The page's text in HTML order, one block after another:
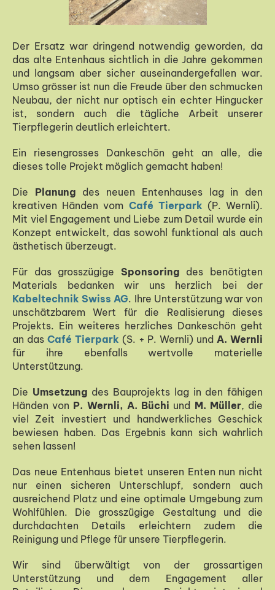
Der Ersatz war dringend notwendig geworden, da
das alte Entenhaus sichtlich in die Jahre gekommen
und langsam aber sicher auseinandergefallen war.
Umso grösser ist nun die Freude über den schmucken
Neubau, der nicht nur optisch ein echter Hingucker
ist, sondern auch die tägliche Arbeit unserer
Tierpflegerin deutlich erleichtert.
Ein riesengrosses Dankeschön geht an alle, die
dieses tolle Projekt möglich gemacht haben!
Die Planung des neuen Entenhauses lag in den
kreativen Händen vom Café Tierpark (P. Wernli).
Mit viel Engagement und Liebe zum Detail wurde ein
Konzept entwickelt, das sowohl funktional als auch
ästhetisch überzeugt.
Für das grosszügige Sponsoring des benötigten
Materials bedanken wir uns herzlich bei der
Kabeltechnik Swiss AG. Ihre Unterstützung war von
unschätzbarem Wert für die Realisierung dieses
Projekts. Ein weiteres herzliches Dankeschön geht
an das Café Tierpark (S. + P. Wernli) undA. Wernli
für ihre ebenfalls wertvolle materielle
Unterstützung.
Die Umsetzung des Bauprojekts lag in den fähigen
Händen von P. Wernli, A. Büchi und M. Müller, die
viel Zeit investiert und handwerkliches Geschick
bewiesen haben. Das Ergebnis kann sich wahrlich
sehen lassen!
Das neue Entenhaus bietet unseren Enten nun nicht
nur einen sicheren Unterschlupf, sondern auch
ausreichend Platz und eine optimale Umgebung zum
Wohlfühlen. Die grosszügige Gestaltung und die
durchdachten Details erleichtern zudem die
Reinigung und Pflege für unsere Tierpflegerin.
Wir sind überwältigt von der grossartigen
Unterstützung und dem Engagement aller